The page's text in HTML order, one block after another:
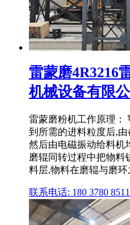
雷蒙磨4R3216
机械设备有限
雷蒙磨粉机工作原理：
到所需的进料粒度后,
然后由电磁振动给料机
磨辊同转过程中把物料
料层,物料在磨辊与磨环
联系电话: 180 3780 8511